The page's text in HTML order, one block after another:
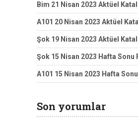
Bim 21 Nisan 2023 Aktüel
A101 20 Nisan 2023 Aktüel
Şok 19 Nisan 2023 Aktüel
Şok 15 Nisan 2023 Hafta Sonu
A101 15 Nisan 2023 Hafta
Son yorumlar